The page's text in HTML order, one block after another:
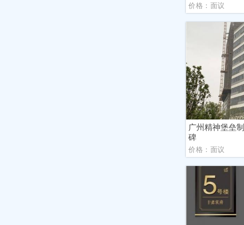
价格：面议
广州精神堡垒
碑
价格：面议